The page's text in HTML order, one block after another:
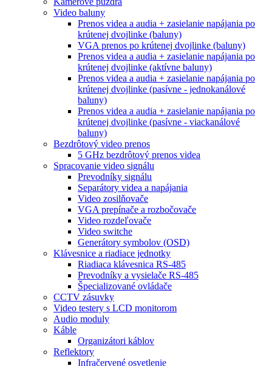
Video baluny
Prenos videa a audia + zasielanie napájania po
krútenej dvojlinke (baluny)
VGA prenos po krútenej dvojlinke (baluny)
Prenos videa a audia + zasielanie napájania po
krútenej dvojlinke (aktívne baluny)
Prenos videa a audia + zasielanie napájania po
krútenej dvojlinke (pasívne - jednokanálové
baluny)
Prenos videa a audia + zasielanie napájania po
krútenej dvojlinke (pasívne - viackanálové
baluny)
Bezdrôtový video prenos
5 GHz bezdrôtový prenos videa
Spracovanie video signálu
Prevodníky signálu
Separátory videa a napájania
Video zosilňovače
VGA prepínače a rozbočovače
Video rozdeľovače
Video switche
Generátory symbolov (OSD)
Klávesnice a riadiace jednotky
Riadiaca klávesnica RS-485
Prevodníky a vysielače RS-485
Špecializované ovládače
CCTV zásuvky
Video testery s LCD monitorom
Audio moduly
Káble
Organizátori káblov
Reflektory
Infračervené osvetlenie